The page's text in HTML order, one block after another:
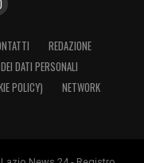
REDAZIONE
DATI PERSONALI
POLICY)
NETWORK